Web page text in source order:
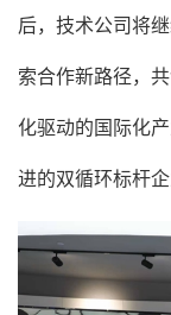
后，技术公司将
索合作新路径，
化驱动的国际化
进的双循环标杆企